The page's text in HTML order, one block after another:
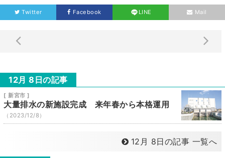
Twitter Facebook LINE Mail
12月 8日の記事
[ 新宮市 ]
大量排水の新施設完成 来年春から本格運用
（2023/12/8）
12月 8日の記事 一覧へ